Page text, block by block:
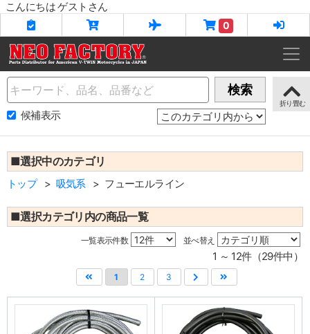
こんにちは ゲストさん
0
Name 検索
候補表示
■選択中のカテゴリ
トップ 吸気系 フューエルライン
■選択カテゴリ内の商品一覧
一覧表示件数 並べ替え
1 ～ 12件（29件中）
1 2 3